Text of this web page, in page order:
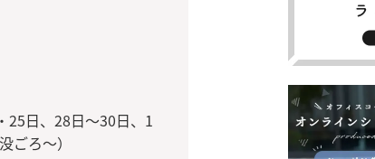
25日、28日〜30日、1
ろ〜）